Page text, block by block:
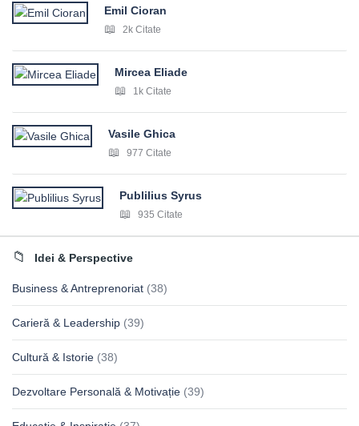
Emil Cioran
2k Citate
Mircea Eliade
1k Citate
Vasile Ghica
977 Citate
Publilius Syrus
935 Citate
Idei & Perspective
Business & Antreprenoriat (38)
Carieră & Leadership (39)
Cultură & Istorie (38)
Dezvoltare Personală & Motivație (39)